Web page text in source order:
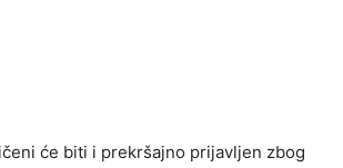
će biti i prekršajno prijavljen zbog